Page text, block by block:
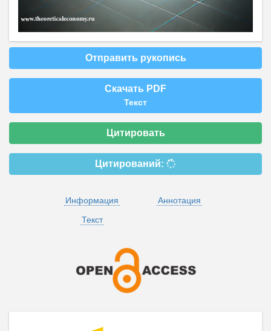
Отправить рукопись
Скачать PDF
Текст
Цитировать
Цитирований:
Информация
Аннотация
Текст